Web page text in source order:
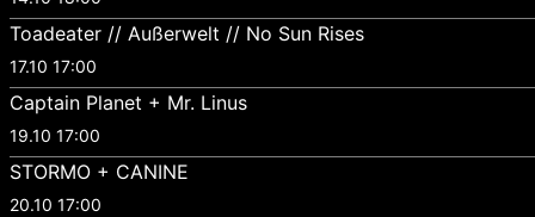
Toadeater // Außerwelt // No Sun Rises
17.10 17:00
Captain Planet + Mr. Linus
19.10 17:00
STORMO + CANINE
20.10 17:00